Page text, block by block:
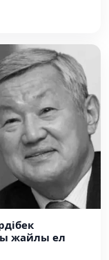
жайлы ел